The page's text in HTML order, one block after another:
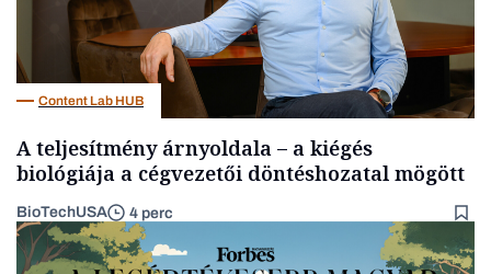
Content Lab HUB
A teljesítmény árnyoldala – a kiégés
biológiája a cégvezetői döntéshozatal mögött
BioTechUSA 4 perc